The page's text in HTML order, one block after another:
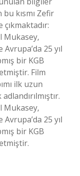
bu kısmı Zefir
Mukasey,
25 yıl
bir KGB
Film
ilk uzun
Mukasey,
25 yıl
bir KGB